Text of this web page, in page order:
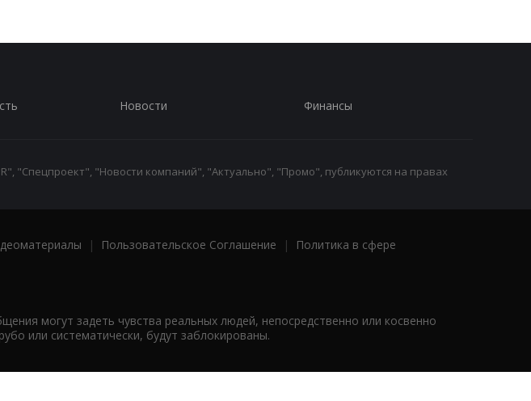
Новости Финансы
"Спецпроект", "Новости компаний", "Актуально", "Промо", публикуются на правах
| Пользовательское Соглашение |
Политика в сфере
могут задеть чувства реальных людей, непосредственно или косвенно
или систематически, будут заблокированы.